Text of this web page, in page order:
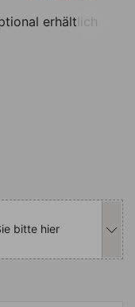
erhältlich
das
bitte hier